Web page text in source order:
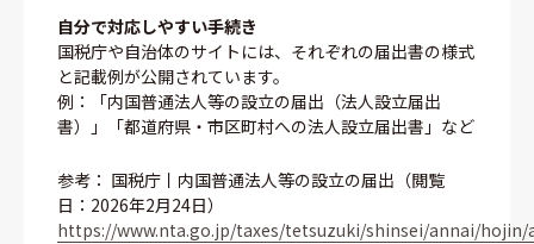
自分で対応しやすい手続き
国税庁や自治体のサイトには、それぞれの届出書の様式
と記載例が公開されています。
例：「内国普通法人等の設立の届出（法人設立届出
書）」「都道府県・市区町村への法人設立届出書」など
参考： 国税庁丨内国普通法人等の設立の届出（閲覧
日：2026年2月24日）
https://www.nta.go.jp/taxes/tetsuzuki/shinsei/annai/hojin/